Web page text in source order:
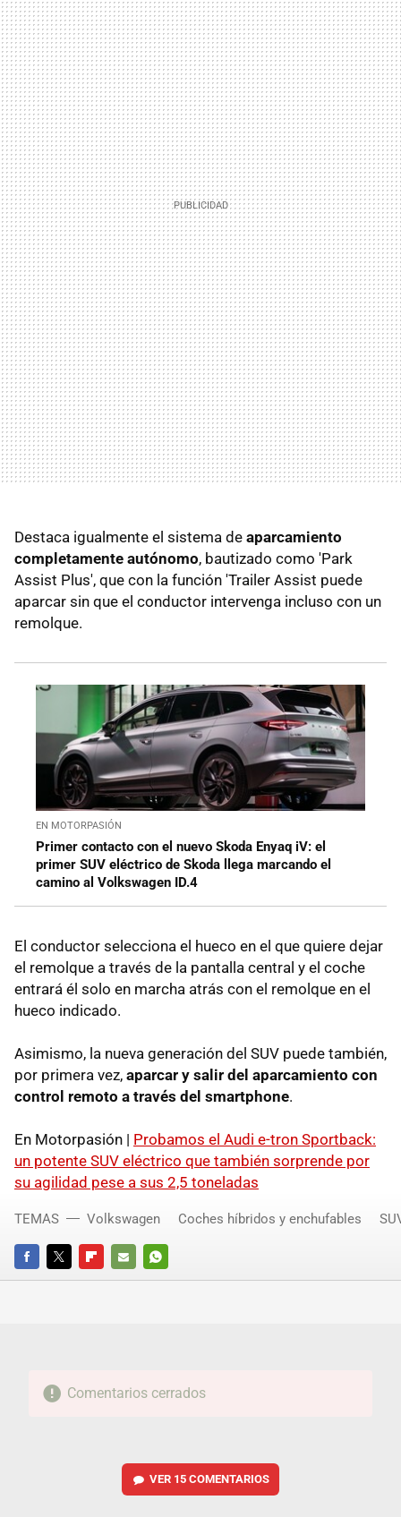
Destaca igualmente el sistema de aparcamiento
completamente autónomo, bautizado como 'Park
Assist Plus', que con la función 'Trailer Assist puede
aparcar sin que el conductor intervenga incluso con un
remolque.
EN MOTORPASIÓN
Primer contacto con el nuevo Skoda Enyaq iV: el
primer SUV eléctrico de Skoda llega marcando el
camino al Volkswagen ID.4
El conductor selecciona el hueco en el que quiere dejar
el remolque a través de la pantalla central y el coche
entrará él solo en marcha atrás con el remolque en el
hueco indicado.
Asimismo, la nueva generación del SUV puede también,
por primera vez, aparcar y salir del aparcamiento con
control remoto a través del smartphone.
En Motorpasión | Probamos el Audi e-tron Sportback:
un potente SUV eléctrico que también sorprende por
su agilidad pese a sus 2,5 toneladas
FACEBOOKTWITTERFLIPBOARD
E-
WHATSAPP
TEMAS Volkswagen Coches híbridos y enchufables
Comentarios cerrados
VER 15 COMENTARIOS